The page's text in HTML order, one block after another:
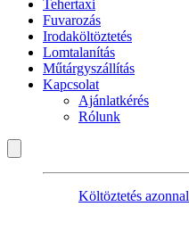
Tehertaxi
Fuvarozás
Irodaköltöztetés
Lomtalanítás
Műtárgyszállítás
Kapcsolat
Ajánlatkérés
Rólunk
Költöztetés azonnal